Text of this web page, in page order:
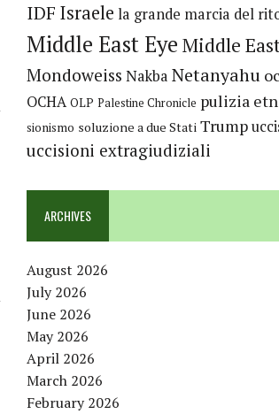
IDF Israele la grande marcia del
Middle East Eye Middle
Mondoweiss Nakba Netanyahu
OCHA OLP Palestine Chronicle pulizia
sionismo soluzione a due Stati Trump
uccisioni extragiudiziali
ARCHIVES
August 2026
July 2026
June 2026
May 2026
April 2026
March 2026
February 2026